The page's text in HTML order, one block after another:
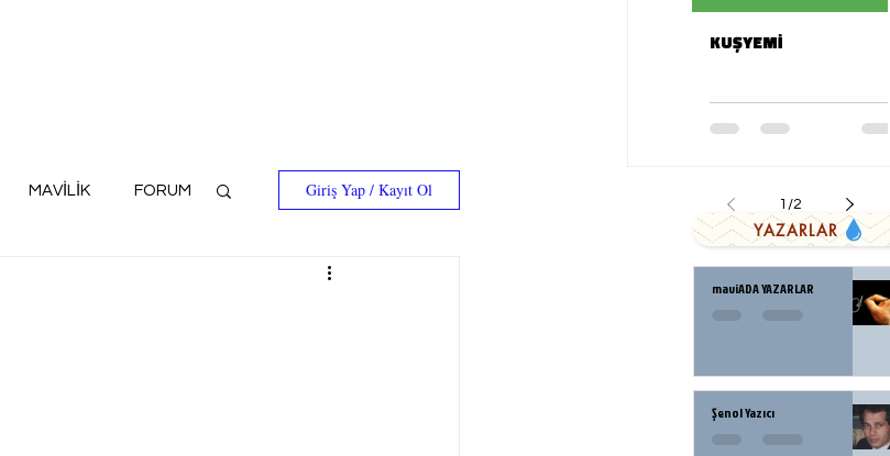
MAVİLİK FORUM Giriş Yap / Kayıt Ol
YAZARLAR
maviADA YAZARLAR
Şenol Yazıcı
KUŞYEMİ
1 /2